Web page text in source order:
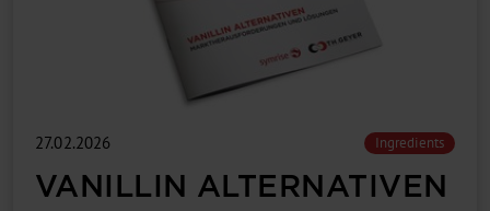
27.02.2026 Ingredients
VANILLIN ALTERNATIVEN